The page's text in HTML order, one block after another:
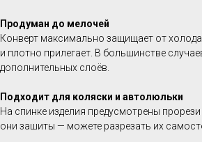
Продуман до мелочей
Конверт максимально защищает от
и плотно прилегает. В большинстве
дополнительных слоёв.
Подходит для коляски и автолюльки
На спинке изделия предусмотрены
они зашиты — можете разрезать их